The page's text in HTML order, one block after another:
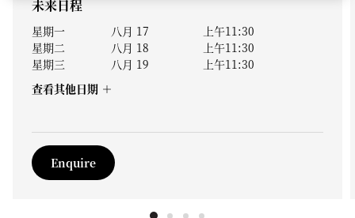
未来日程
星期一 八月 17
上午11:30
星期二
八月 18
上午11:30
星期三
八月 19
上午11:30
查看其他日期
Enquire